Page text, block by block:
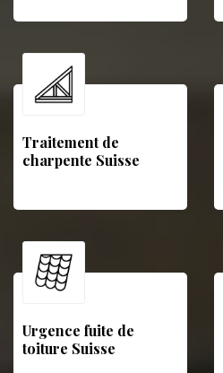
Traitement de
charpente Suisse
Urgence fuite de
toiture Suisse